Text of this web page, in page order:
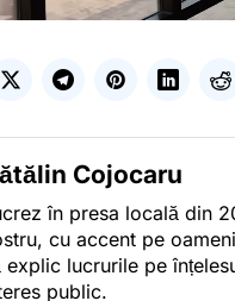
Cojocaru
în presa locală din
cu accent pe
explic lucrurile pe
public.